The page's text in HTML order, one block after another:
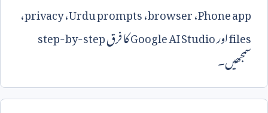
Phone app،browser،Urdu prompts،privacy،
filesاورGoogle AI Studioکا فرقstep-by-step
سمجھیں۔